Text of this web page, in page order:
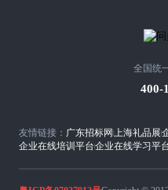
友情链接： 广东招标网 上海礼品展
企业在线培训平台企业在线学习平
全国统
400-